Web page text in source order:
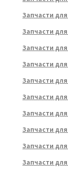
Запчасти
Запчасти
Запчасти для
Запчасти
Запчасти
Запчасти
Запчасти
Запчасти
Запчасти
Запчасти